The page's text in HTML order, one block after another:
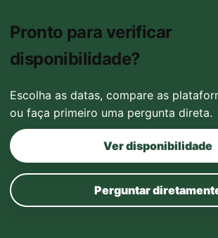
Pronto para verificar
disponibilidade?
Escolha as datas, compare as
ou faça primeiro uma pergunta direta.
Ver disponibilidade
Perguntar